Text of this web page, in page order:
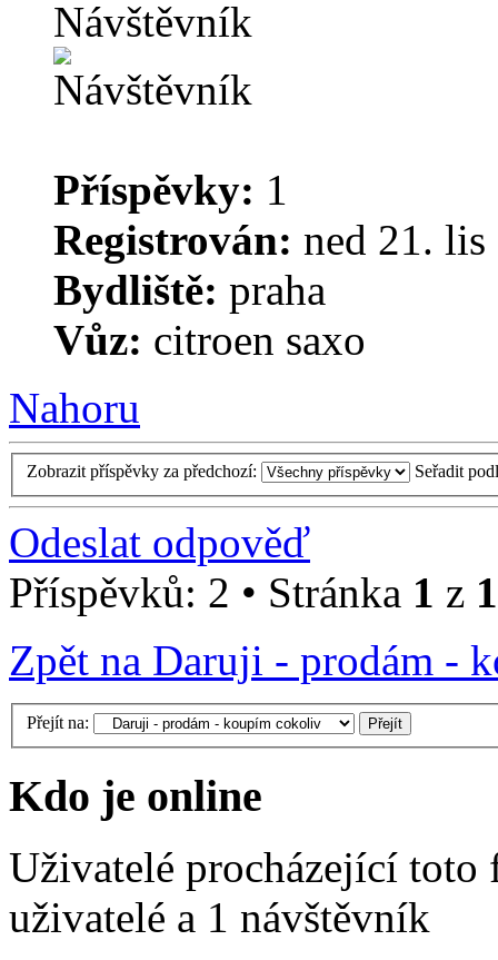
Návštěvník
Příspěvky: 1
Registrován: ned 21.
Bydliště: praha
Vůz: citroen saxo
Nahoru
Zobrazit příspěvky za předchozí: Seřadit
Odeslat odpověď
Příspěvků: 2 • Stránka 1 z 1
Zpět na Daruji - prodám -
Přejít na:
Kdo je online
Uživatelé procházející
uživatelé a 1 návštěvník